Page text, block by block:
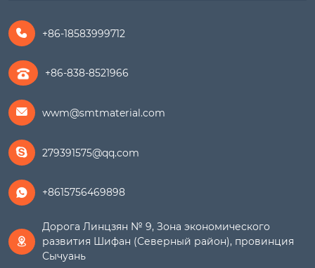
 +86-18583999712
+86-838-8521966
 wwm@smtmaterial.com
 279391575@qq.com
 +8615756469898

Дорога Линцзян № 9, Зона экономического
развития Шифан (Северный район), провинция
Сычуань